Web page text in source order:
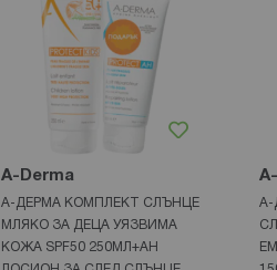
A-Derma
А-ДЕРМА КОМПЛЕКТ СЛЪНЦЕ
МЛЯКО ЗА ДЕЦА УЯЗВИМА
КОЖА SPF50 250МЛ+AH
А-